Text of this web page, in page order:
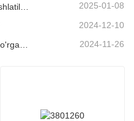
2025-01-08
2024-12-10
Shanxay Bauma CHINA 2024 ko'rgazmasi 2024-11-26